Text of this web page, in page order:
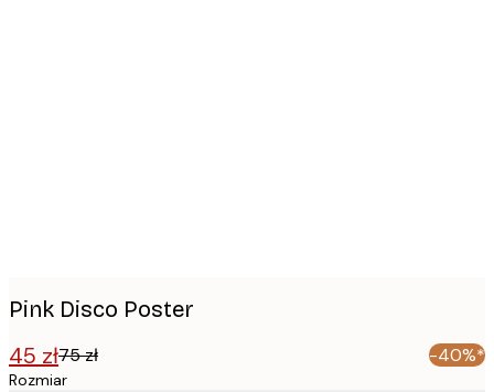
Pink Disco Poster
45 zł75 zł -40%*
Rozmiar